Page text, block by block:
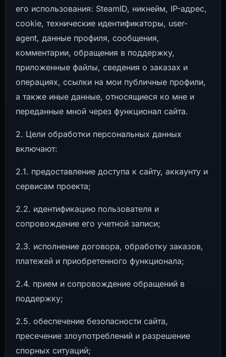
его использования: SteamID, никнейм, IP-адрес,
cookie, технические идентификаторы, user-
agent, данные профиля, сообщения,
комментарии, обращения в поддержку,
приложенные файлы, сведения о заказах и
операциях, ссылки на мои публичные профили,
а также иные данные, относящиеся ко мне и
переданные мной через функционал сайта.
2. Цели обработки персональных данных
включают:
2.1. предоставление доступа к сайту, аккаунту и
сервисам проекта;
2.2. идентификацию пользователя и
сопровождение его учетной записи;
2.3. исполнение договора, обработку заказов,
платежей и приобретенного функционала;
2.4. прием и сопровождение обращений в
поддержку;
2.5. обеспечение безопасности сайта,
пресечение злоупотреблений и разрешение
спорных ситуаций;